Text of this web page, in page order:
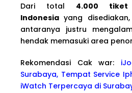
Dari total 4.000
Indonesia yang
antaranya justru
hendak memasuki area
Rekomendasi Cak war:
Surabaya, Tempat Service
iWatch Terpercaya di